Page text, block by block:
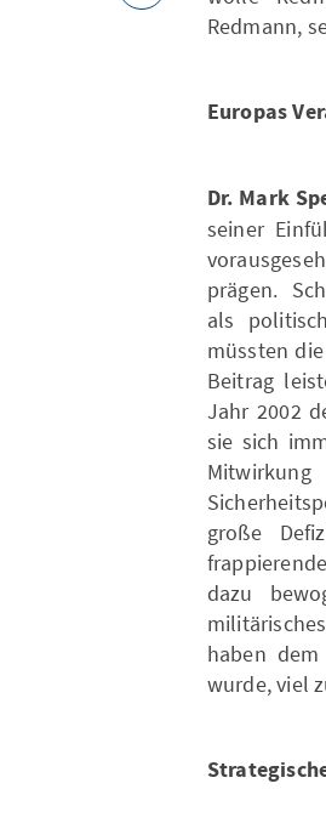
Redmann,
Europas
Dr. Mark
seiner
prägen.
als
müssten
Beitrag
Jahr 2002
sie sich
große
dazu
haben
wurde, viel